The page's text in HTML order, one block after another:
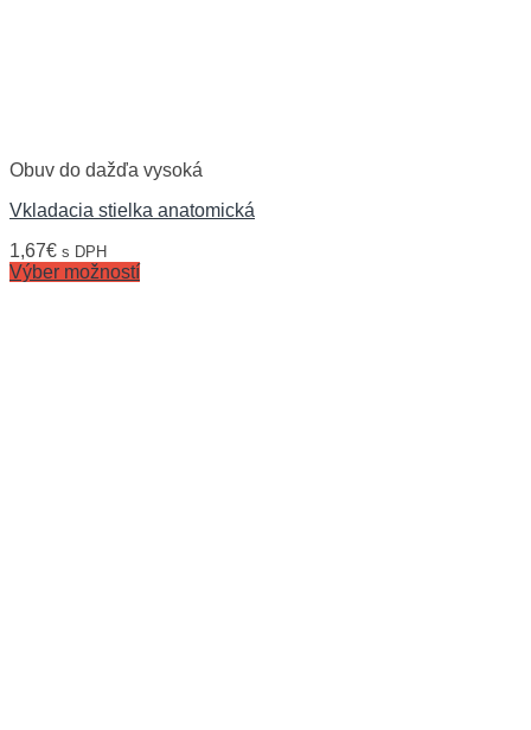
Obuv do dažďa vysoká
Vkladacia stielka anatomická
1,67€ s DPH
Výber možností